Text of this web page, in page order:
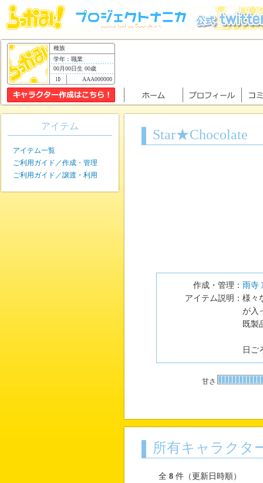
種族
学年：職業
00月00日生 00歳
AAA000000
Star★Chocolate
作成・管理： 雨寺
アイテム説明： 様々
が入
既製
日ご
甘さ
所有キャラクタ
全 8 件（更新日時順）
アイテム
アイテム一覧
ご利用ガイド／作成・管理
ご利用ガイド／譲渡・利用